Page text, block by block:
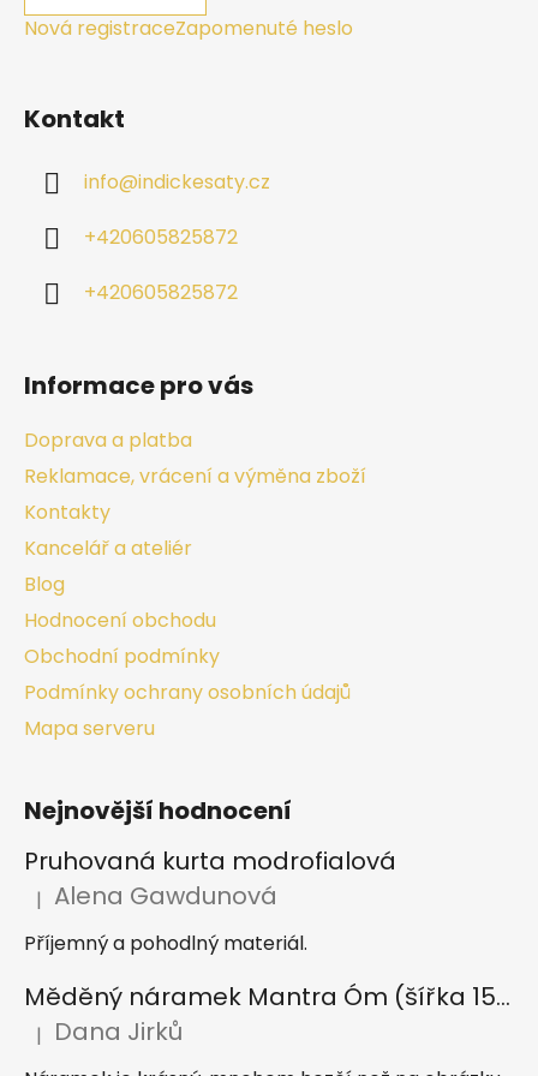
Nová registraceZapomenuté heslo
Kontakt
info@indickesaty.cz
+420605825872
+420605825872
Informace pro vás
Doprava a platba
Reklamace, vrácení a výměna zboží
Kontakty
Kancelář a ateliér
Blog
Hodnocení obchodu
Obchodní podmínky
Podmínky ochrany osobních údajů
Mapa serveru
Nejnovější hodnocení
Pruhovaná kurta modrofialová
Hodnocení produktu je 5 z 5 hvězdiček.
| Alena Gawdunová
Příjemný a pohodlný materiál.
Měděný náramek Mantra Óm (šířka 15 mm)
Hodnocení produktu je 5 z 5 hvězdiček.
| Dana Jirků